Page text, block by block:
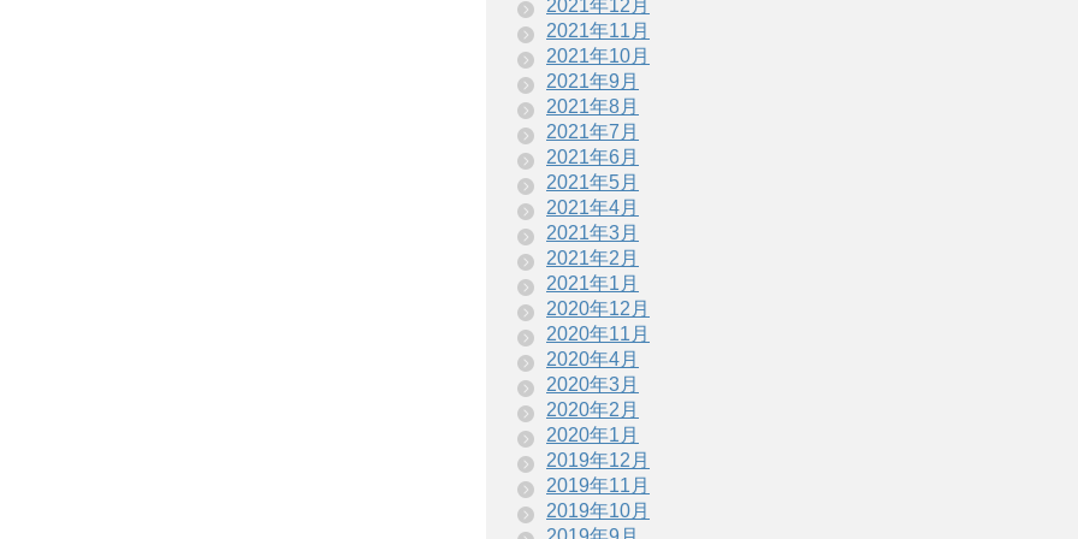
2021年12月
2021年11月
2021年10月
2021年9月
2021年8月
2021年7月
2021年6月
2021年5月
2021年4月
2021年3月
2021年2月
2021年1月
2020年12月
2020年11月
2020年4月
2020年3月
2020年2月
2020年1月
2019年12月
2019年11月
2019年10月